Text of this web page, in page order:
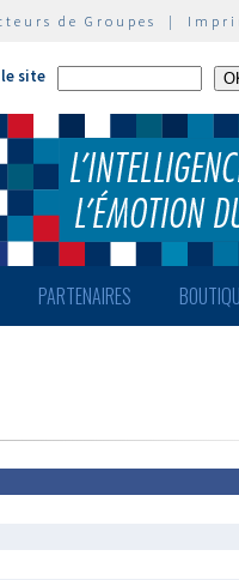
de Groupes |
le site
PARTENAIRES